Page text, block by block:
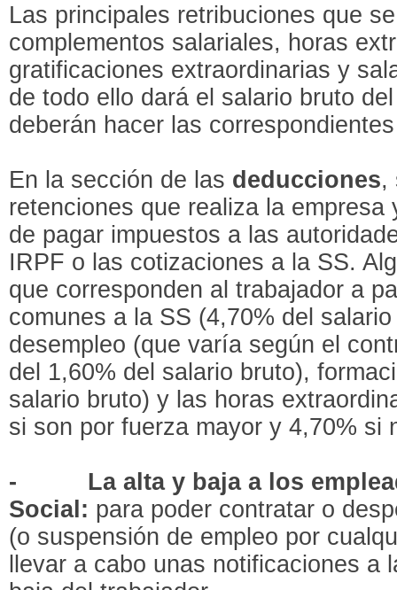
Las principales retribuciones que
complementos salariales, horas
gratificaciones extraordinarias y
de todo ello dará el salario bruto
deberán hacer las
En la sección de las deducciones,
retenciones que realiza la empresa
de pagar impuestos a las
IRPF o las cotizaciones a la SS.
que corresponden al trabajador a
comunes a la SS (4,70% del
desempleo (que varía según el
del 1,60% del salario bruto),
salario bruto) y las horas
si son por fuerza mayor y 4,70% si
-
La alta y baja a los
Social: para poder contratar o
(o suspensión de empleo por
llevar a cabo unas notificaciones a